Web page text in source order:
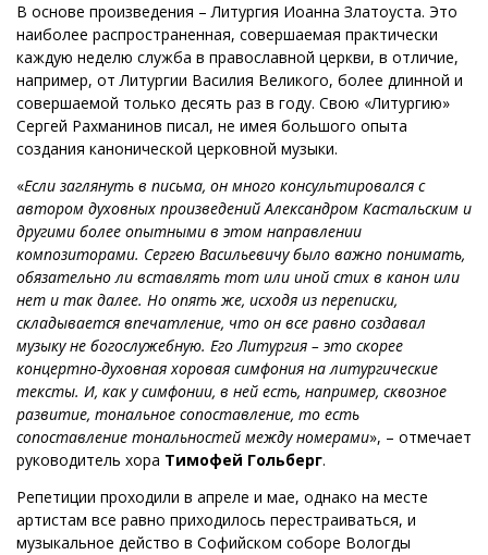
В основе произведения – Литургия Иоанна Златоуста. Это
наиболее распространенная, совершаемая практически
каждую неделю служба в православной церкви, в отличие,
например, от Литургии Василия Великого, более длинной и
совершаемой только десять раз в году. Свою «Литургию»
Сергей Рахманинов писал, не имея большого опыта
создания канонической церковной музыки.
«Если заглянуть в письма, он много консультировался с
автором духовных произведений Александром Кастальским и
другими более опытными в этом направлении
композиторами. Сергею Васильевичу было важно понимать,
обязательно ли вставлять тот или иной стих в канон или
нет и так далее. Но опять же, исходя из переписки,
складывается впечатление, что он все равно создавал
музыку не богослужебную. Его Литургия – это скорее
концертно-духовная хоровая симфония на литургические
тексты. И, как у симфонии, в ней есть, например, сквозное
развитие, тональное сопоставление, то есть
сопоставление тональностей между номерами», – отмечает
руководитель хора Тимофей Гольберг.
Репетиции проходили в апреле и мае, однако на месте
артистам все равно приходилось перестраиваться, и
музыкальное действо в Софийском соборе Вологды